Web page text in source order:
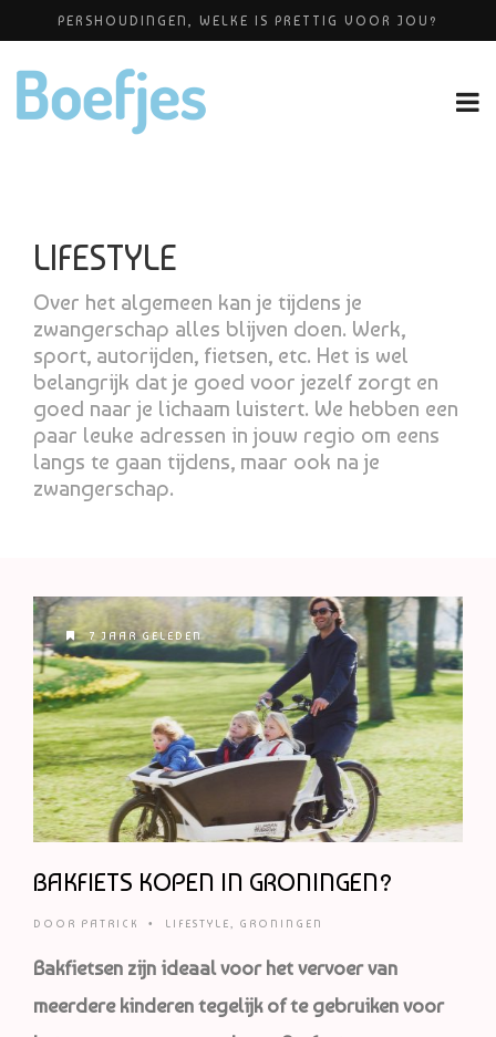
PERSHOUDINGEN, WELKE IS PRETTIG VOOR JOU?
BABYBLOEI
LIFESTYLE
Over het algemeen kan je tijdens je
zwangerschap alles blijven doen. Werk,
sport, autorijden, fietsen, etc. Het is wel
belangrijk dat je goed voor jezelf zorgt en
goed naar je lichaam luistert. We hebben een
paar leuke adressen in jouw regio om eens
langs te gaan tijdens, maar ook na je
zwangerschap.
7 JAAR GELEDEN
BAKFIETS KOPEN IN GRONINGEN?
DOOR PATRICK • LIFESTYLE GRONINGEN
Bakfietsen zijn ideaal voor het vervoer van
meerdere kinderen tegelijk of te gebruiken voor